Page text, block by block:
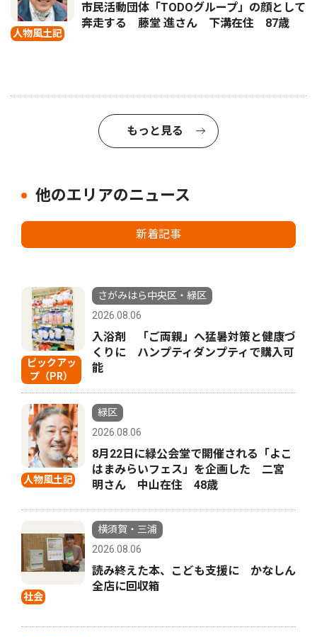
人物風土記
市民活動団体「TODOグループ」の顔として
奔走する 藤堂 進さん 下溝在住 87歳
もっと見る
他のエリアのニュース
新着記事
ピックアッ
プ（PR）
さがみはら中央区・緑区
2026.08.06
入浴剤 「ご両親」へ猛暑対策と健康づ
くりに ハンプティダンプティで購入可
能
人物風土記
緑区
2026.08.06
8月22日に緑公会堂で開催される「よこ
はまみらいフェス」を企画した 二宮
明さん 中山在住 48歳
社会
横須賀・三浦
2026.08.06
読み終えた本、こども支援に かなしん
全店に回収箱